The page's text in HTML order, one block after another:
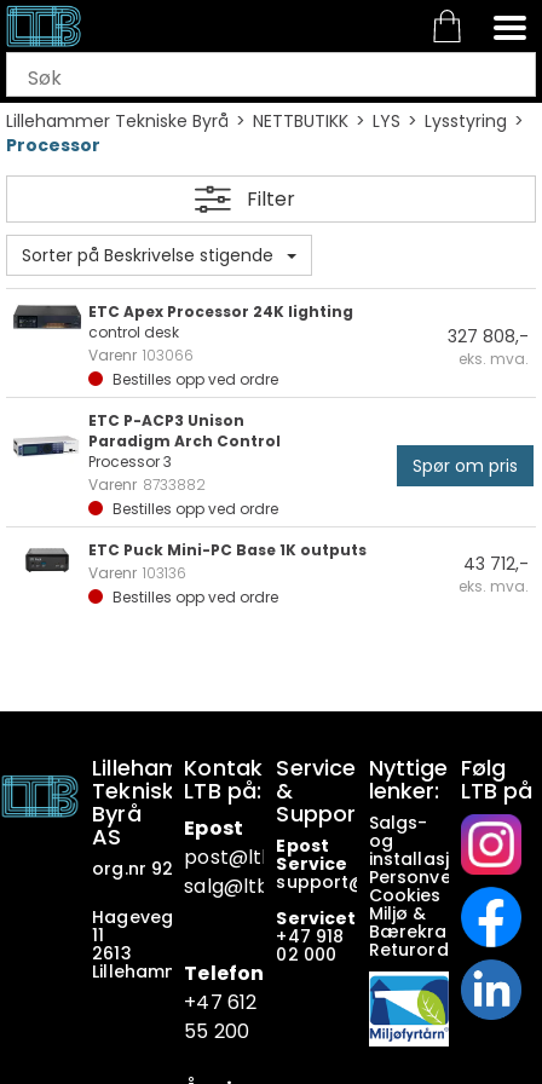
Lillehammer Tekniske Byrå>NETTBUTIKK>LYS>Lysstyring>
Processor
Filter
Sorter på Beskrivelse stigende
ETC Apex Processor 24K lighting
control desk
Varenr 103066
Bestilles opp ved ordre
327 808,-
eks. mva.
ETC P-ACP3 Unison
Paradigm Arch Control
Processor 3
Varenr 8733882
Bestilles opp ved ordre
Spør om pris
ETC Puck Mini-PC Base 1K outputs
Varenr 103136
Bestilles opp ved ordre
43 712,-
eks. mva.
Lillehammer
Tekniske
Byrå
AS
org.nr 928649911
Hagevegen
11
2613
Lillehammer
Kontakt
LTB på:
Epost
post@ltb .no
salg@ltb.no
Telefon
+47 612
55 200
Service
&
Support:
Epost
Service
support@ltb.no
Servicetelefon
+47 918
02 000
Nyttige
lenker:
Salgs-
og
Personvern
Cookies
Miljø &
Bærekraft
Returordninger
Følg
LTB på